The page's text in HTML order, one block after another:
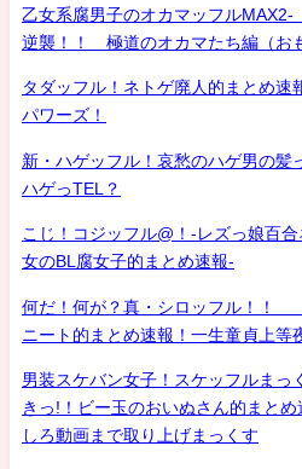
乙女系腐男子のオカマッフル
逆襲！！ 極道のオカマたち編（お
タダッフル！ネトゲ廃人的まとめ速
パワーズ！
新・ハゲッフル！哀愁のハゲ男の髪
ハゲっTEL？
こじ！コジッフル@！-レズっ娘百
女のBL腐女子的まとめ速報-
何だ！何が？真・シロッフル！
ニート的まとめ速報！一生童貞上等
男装スケバン女子！スケッフルまっ
きっ!！ビー玉のおいぬさん的まと
しろ動画まで取り上げまっくす